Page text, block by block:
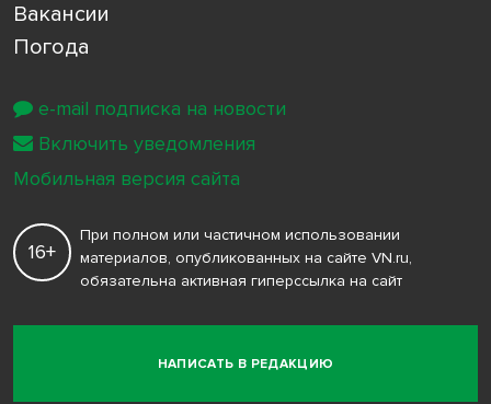
Вакансии
Погода
НАПИСАТЬ В РЕДАКЦИЮ
16+
При полном или частичном использовании
материалов, опубликованных на сайте VN.ru,
обязательна активная гиперссылка на сайт
e-mail подписка на новости
Включить уведомления
Мобильная версия сайта